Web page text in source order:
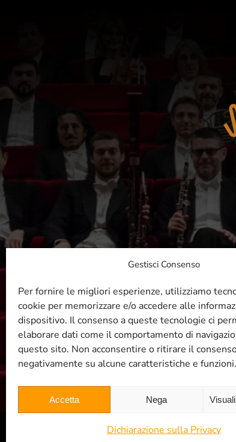
Gestisci Consenso
Per fornire le migliori esperienze, utilizziamo
cookie per memorizzare e/o accedere alle
dispositivo. Il consenso a queste tecnologie ci
elaborare dati come il comportamento di
questo sito. Non acconsentire o ritirare il
negativamente su alcune caratteristiche e funzioni.
Accetta Nega
Dichiarazione sulla Privacy
©